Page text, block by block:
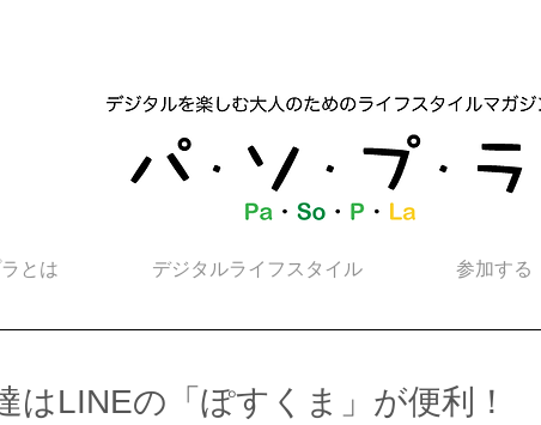
とは デジタルライフスタイル 参加する
はLINEの「ぽすくま」が便利！